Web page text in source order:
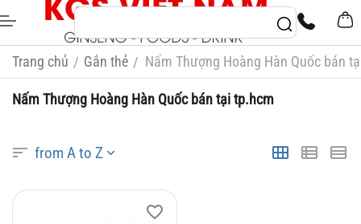
Trang chủ / Gắn thẻ / Nấm Thượng Hoàng Hàn Quốc bán
Nấm Thượng Hoàng Hàn Quốc bán tại tp.hcm
from A to Z